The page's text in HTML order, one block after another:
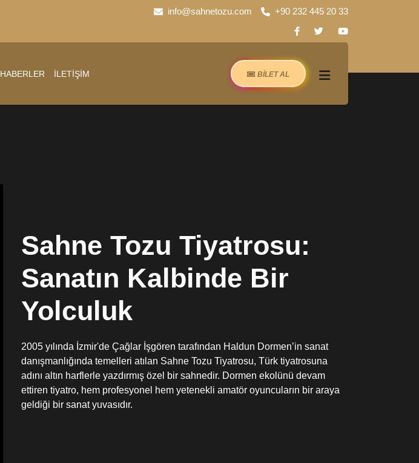
info@sahnetozu.com +90 232 445 20 33
HABERLER İLETİŞİM BİLET AL
Sahne Tozu Tiyatrosu:
Sanatın Kalbinde Bir
Yolculuk
2005 yılında İzmir'de Çağlar İşgören tarafından Haldun Dormen’in sanat
danışmanlığında temelleri atılan Sahne Tozu Tiyatrosu, Türk tiyatrosuna
adını altın harflerle yazdırmış özel bir sahnedir. Dormen ekolünü devam
ettiren tiyatro, hem profesyonel hem yetenekli amatör oyuncuların bir araya
geldiği bir sanat yuvasıdır.